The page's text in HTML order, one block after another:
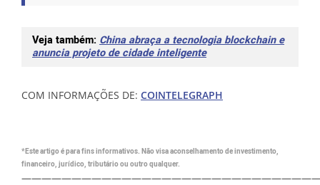
Veja também: China abraça a tecnologia blockchain e
anuncia projeto de cidade inteligente
COM INFORMAÇÕES DE: COINTELEGRAPH
*Este artigo é para fins informativos. Não visa aconselhamento de investimento,
financeiro, jurídico, tributário ou outro qualquer.